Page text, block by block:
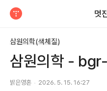
멋
삼원의학(색체질)
삼원의학 -
밝은영혼 2026. 5. 15. 16:27